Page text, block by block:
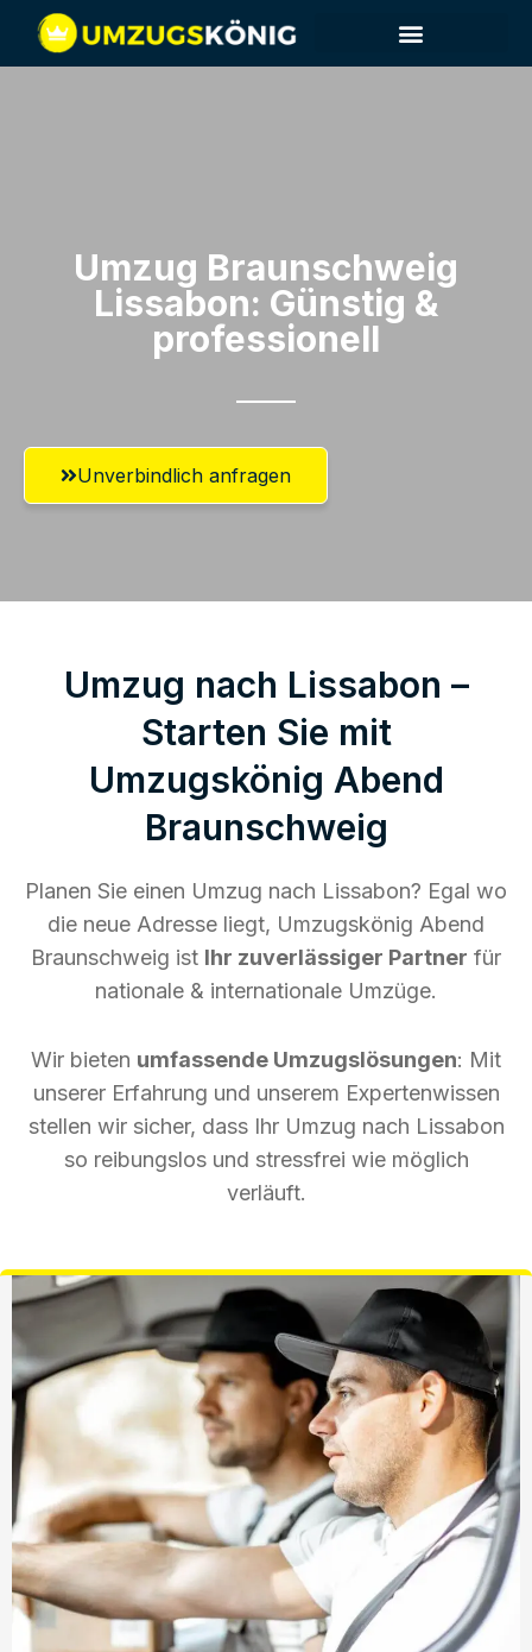
Umzug Braunschweig​
Lissabon: Günstig &
professionell​
Unverbindlich anfragen
Umzug nach Lissabon –
Starten Sie mit
Umzugskönig Abend
Braunschweig
Planen Sie einen Umzug nach Lissabon? Egal wo
die neue Adresse liegt, Umzugskönig Abend
Braunschweig ist Ihr zuverlässiger Partner für
nationale & internationale Umzüge.
Wir bieten umfassende Umzugslösungen: Mit
unserer Erfahrung und unserem Expertenwissen
stellen wir sicher, dass Ihr Umzug nach Lissabon
so reibungslos und stressfrei wie möglich
verläuft.